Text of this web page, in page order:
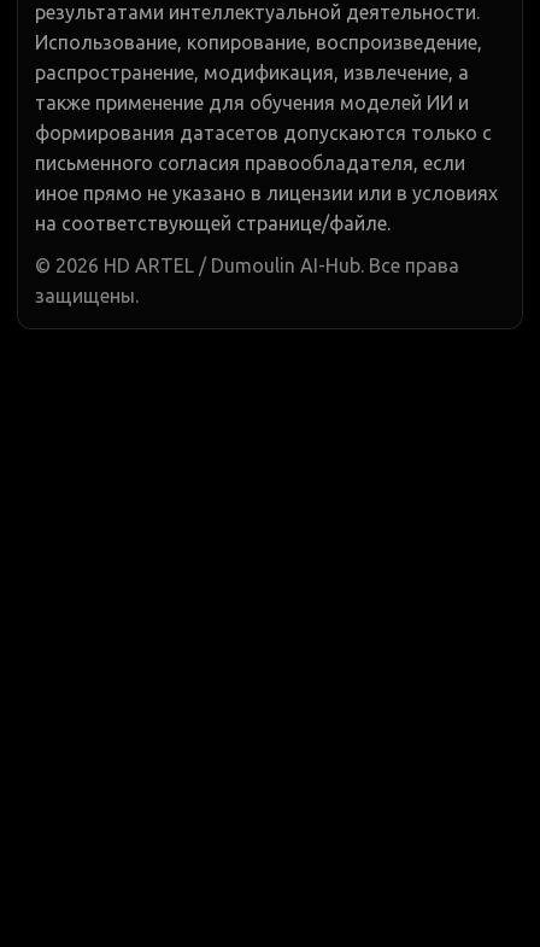
результатами интеллектуальной деятельности.
Использование, копирование, воспроизведение,
распространение, модификация, извлечение, а
также применение для обучения моделей ИИ и
формирования датасетов допускаются только с
письменного согласия правообладателя, если
иное прямо не указано в лицензии или в условиях
на соответствующей странице/файле.
© 2026 HD ARTEL / Dumoulin AI-Hub. Все права
защищены.